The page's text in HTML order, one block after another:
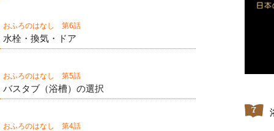
おふろのはなし 第6話
水栓・換気・ドア
おふろのはなし 第5話
バスタブ（浴槽）の選択
おふろのはなし 第4話